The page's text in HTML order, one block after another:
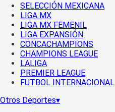
SELECCIÓN MEXICANA
LIGA MX
LIGA MX FEMENIL
LIGA EXPANSIÓN
CONCACHAMPIONS
CHAMPIONS LEAGUE
LALIGA
PREMIER LEAGUE
FUTBOL INTERNACIONAL
Otros Deportes▾